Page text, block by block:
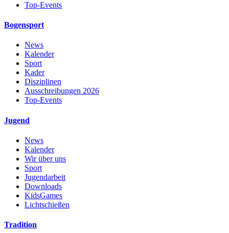
Top-Events
Bogensport
News
Kalender
Sport
Kader
Disziplinen
Ausschreibungen 2026
Top-Events
Jugend
News
Kalender
Wir über uns
Sport
Jugendarbeit
Downloads
KidsGames
Lichtschießen
Tradition